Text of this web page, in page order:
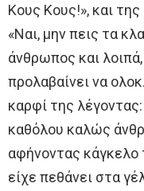
Κους Κους!», και
«Ναι, μην πεις τα
άνθρωπος και
προλαβαίνει να
καρφί της
καθόλου καλώς
αφήνοντας κάγκελο
είχε πεθάνει στα